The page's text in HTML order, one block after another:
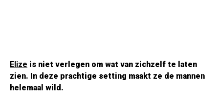
Elize is niet verlegen om wat van zichzelf te laten
zien. In deze prachtige setting maakt ze de mannen
helemaal wild.